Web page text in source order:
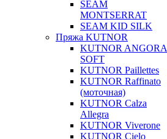
SEAM
MONTSERRAT
SEAM KID SILK
Пряжа KUTNOR
KUTNOR ANGORA
SOFT
KUTNOR Paillettes
KUTNOR Raffinato
(моточная)
KUTNOR Calza
Allegra
KUTNOR Viverone
KUTNOR Cielo